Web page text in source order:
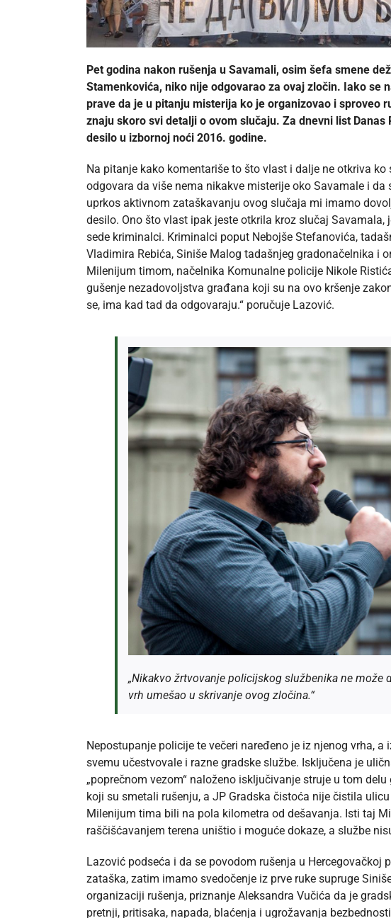
Pet godina nakon rušenja u Savamali, osim šefa smene
Stamenkovića, niko nije odgovarao za ovaj zločin. Iako se
prave da je u pitanju misterija ko je organizovao i sproveo
znaju skoro svi detalji o ovom slučaju. Za dnevni list
desilo u izbornoj noći 2016. godine.
Na pitanje kako komentariše to što vlast i dalje ne otkriva
odgovara da više nema nikakve misterije oko Savamale i
uprkos aktivnom zataškavanju ovog slučaja mi imamo
desilo. Ono što vlast ipak jeste otkrila kroz slučaj
sede kriminalci. Kriminalci poput Nebojše Stefanovića,
Vladimira Rebića, Siniše Malog tadašnjeg gradonačelnika i
Milenijum timom, načelnika Komunalne policije Nikole
gušenje nezadovoljstva građana koji su na ovo kršenje
se, ima kad tad da odgovaraju.“ poručuje Lazović.
„Nikakvo žrtvovanje policijskog službenika ne može
vrh umešao u skrivanje ovog zločina.“
Nepostupanje policije te večeri naređeno je iz njenog vrha,
svemu učestvovale i razne gradske službe. Isključena je
„poprečnom vezom“ naloženo isključivanje struje u tom
koji su smetali rušenju, a JP Gradska čistoća nije čistila
Milenijum tima bili na pola kilometra od dešavanja. Isti taj
raščišćavanjem terena uništio i moguće dokaze, a službe
Lazović podseća i da se povodom rušenja u
zataška, zatim imamo svedočenje iz prve ruke supruge
organizaciji rušenja, priznanje Aleksandra Vučića da je
pretnji, pritisaka, napada, blaćenja i ugrožavanja